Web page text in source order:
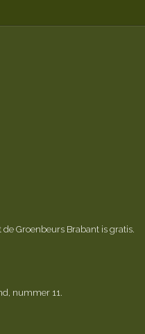
Groenbeurs Brabant is gratis.
nummer 11.